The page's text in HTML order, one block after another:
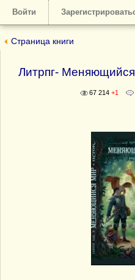
Войти
Страница книги
Литрпг-
67 214 +1